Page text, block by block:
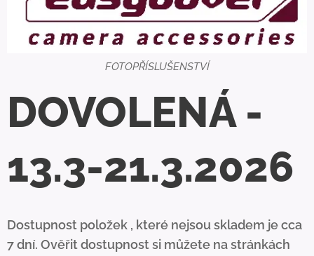
FOTOPŘÍSLUŠENSTVÍ
DOVOLENÁ -
13.3-21.3.2026
Dostupnost položek , které nejsou skladem je cca
7 dní. Ověřit dostupnost si můžete na stránkách